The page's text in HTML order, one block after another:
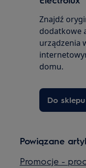
Znajdź
dodatkowe
urządzenia
domu.
Do
Powiązane
Promocje -